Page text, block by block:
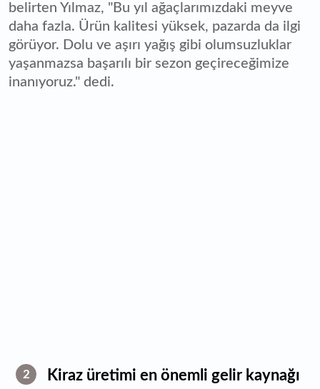
belirten Yılmaz, "Bu yıl ağaçlarımızdaki meyve
daha fazla. Ürün kalitesi yüksek, pazarda da ilgi
görüyor. Dolu ve aşırı yağış gibi olumsuzluklar
yaşanmazsa başarılı bir sezon geçireceğimize
inanıyoruz." dedi.
2 Kiraz üretimi en önemli gelir kaynağı